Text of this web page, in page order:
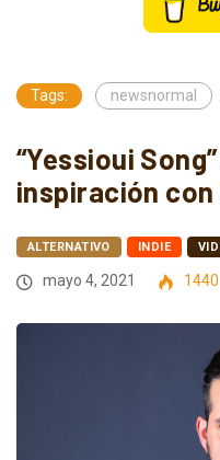
Tags: newsnormal
“Yessioui
inspiración con
ALTERNATIVO INDIE
mayo 4, 2021
1440